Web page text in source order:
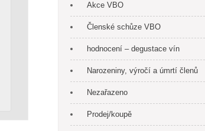
Akce VBO
Členské schůze VBO
hodnocení – degustace vín
Narozeniny, výročí a úmrtí členů
Nezařazeno
Prodej/koupě